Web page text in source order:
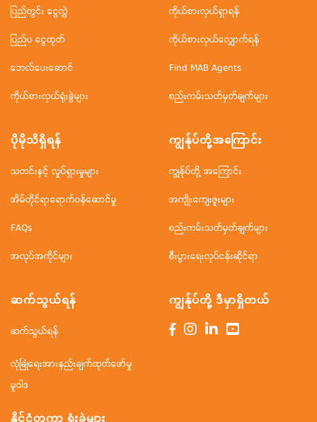
ပြည်တွင်း ငွေလွှဲ
ပြည်ပ ငွေထုတ်
ဘေလ်ပေးဆောင်
ကိုယ်စားလှယ်ရုံးခွဲများ
ကိုယ်စားလှယ်ရှာရန်
ကိုယ်စားလှယ်လျှောက်ရန်
Find MAB Agents
စည်းကမ်းသတ်မှတ်ချက်များ
ပိုမိုသိရှိရန်
သတင်းနှင့် လှုပ်ရှားမှုများ
အိမ်တိုင်ရာရောက်ဝန်ဆောင်မှု
FAQs
အလုပ်အကိုင်များ
ကျွန်ုပ်တို့အ‌ကြောင်း
ကျွန်ုပ်တို့ အကြောင်း
အကျိုးကျေးဇူးများ
စည်းကမ်းသတ်မှတ်ချက်များ
စီးပွားရေးလုပ်ငန်းဆိုင်ရာ
ဆက်သွယ်ရန်
ဆက်သွယ်ရန်
လုံခြုံရေးအားနည်းချက်ထုတ်ဖော်မှု
မူဝါဒ
ကျွန်ုပ်တို့ ဒီမှာရှိတယ်
နိုင်ငံတကာ ရုံးခွဲများ